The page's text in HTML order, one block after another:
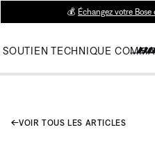
💰 Échangez votre
SOUTIEN TECHNIQUE
VOIR TOUS LES ARTICLES